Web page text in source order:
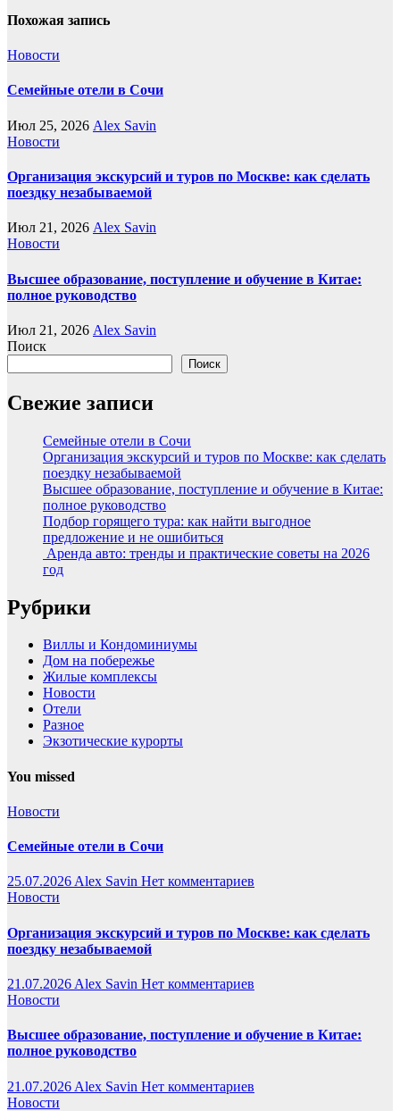
Похожая запись
Новости
Семейные отели в Сочи
Июл 25, 2026 Alex Savin
Новости
Организация экскурсий и туров по Москве: как сделать
поездку незабываемой
Июл 21, 2026 Alex Savin
Новости
Высшее образование, поступление и обучение в Китае:
полное руководство
Июл 21, 2026 Alex Savin
Поиск
Поиск
Свежие записи
Семейные отели в Сочи
Организация экскурсий и туров по Москве: как сделать
поездку незабываемой
Высшее образование, поступление и обучение в Китае:
полное руководство
Подбор горящего тура: как найти выгодное
предложение и не ошибиться
Аренда авто: тренды и практические советы на 2026
год
Рубрики
Виллы и Кондоминиумы
Дом на побережье
Жилые комплексы
Новости
Отели
Разное
Экзотические курорты
You missed
Новости
Семейные отели в Сочи
25.07.2026Alex Savin Нет комментариев
Новости
Организация экскурсий и туров по Москве: как сделать
поездку незабываемой
21.07.2026 Alex Savin Нет комментариев
Новости
Высшее образование, поступление и обучение в Китае:
полное руководство
21.07.2026 Alex Savin Нет комментариев
Новости